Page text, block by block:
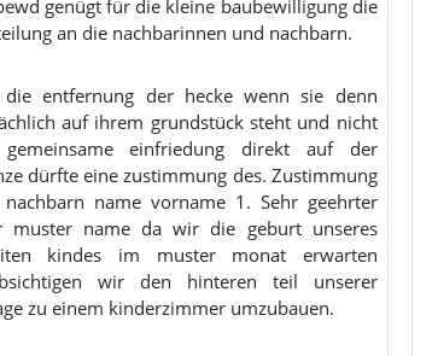
genügt für die kleine baubewilligung die
an die nachbarinnen und nachbarn.
die entfernung der hecke wenn sie denn
auf ihrem grundstück steht und nicht
einfriedung direkt auf der
dürfte eine zustimmung des. Zustimmung
name vorname 1. Sehr geehrter
muster name da wir die geburt unseres
kindes im muster monat erwarten
wir den hinteren teil unserer
zu einem kinderzimmer umzubauen.